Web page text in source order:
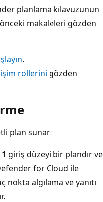
planlama kılavuzunun
makaleleri gözden
.
rollerini gözden
plan sunar:
giriş düzeyi bir plandır ve
for Cloud ile
algılama ve yanıtı